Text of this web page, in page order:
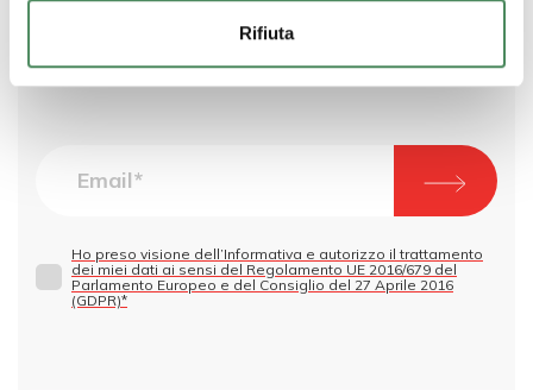
Rifiuta
del mondo OrtoRomi?
Ho preso visione dell’Informativa e autorizzo il trattamento
dei miei dati ai sensi del Regolamento UE 2016/679 del
Parlamento Europeo e del Consiglio del 27 Aprile 2016
(GDPR)*